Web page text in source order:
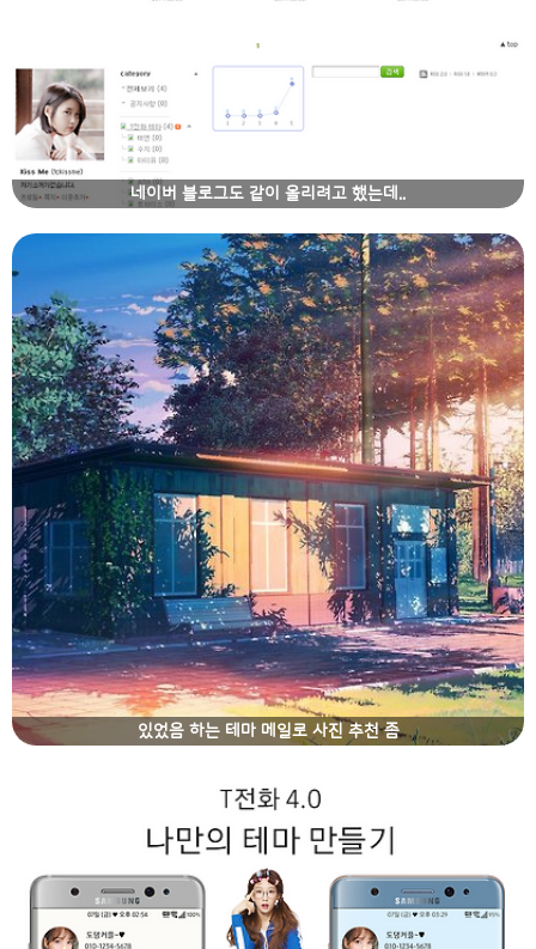
네이버 블로그도 같이 올리려고 했는데..
있었음 하는 테마 메일로 사진 추천 좀